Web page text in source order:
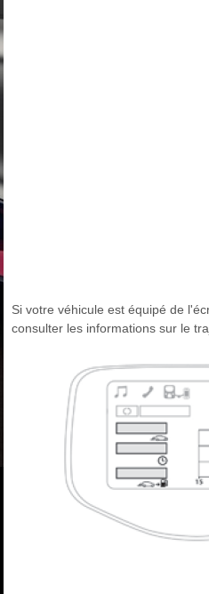
Si votre véhicule est équipé de
consulter les informations sur le